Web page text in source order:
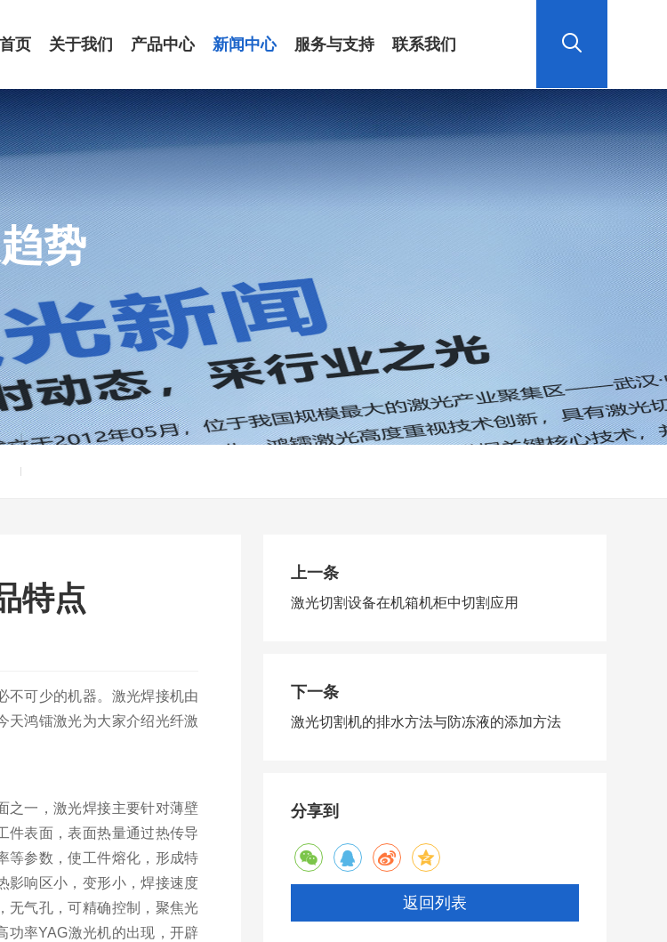
首页 关于我们 产品中心 新闻中心 服务与支持 联系我们
势
特点
不可少的机器。激光焊接机由
天鸿镭激光为大家介绍光纤激
之一，激光焊接主要针对薄壁
件表面，表面热量通过热传导
等参数，使工件熔化，形成特
影响区小，变形小，焊接速度
无气孔，可精确控制，聚焦光
功率YAG激光机的出现，开辟
上一条
激光切割设备在机箱机柜中切割应用
下一条
激光切割机的排水方法与防冻液的添加方法
分享到
返回列表